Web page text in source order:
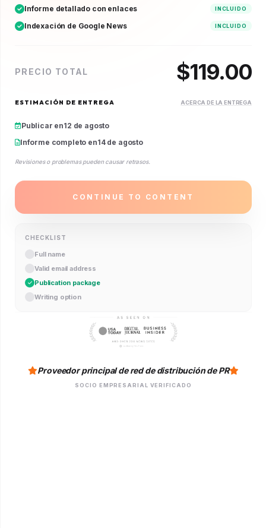
Informe detallado con enlaces INCLUIDO
Indexación de Google News INCLUIDO
PRECIO TOTAL $119.00
ESTIMACIÓN DE ENTREGA ACERCA DE LA ENTREGA
Publicar en12 de agosto
Informe completo en14 de agosto
Revisiones o problemas pueden causar retrasos.
CONTINUE TO CONTENT
CHECKLIST
Full name
Valid email address
Publication package
Writing option
Proveedor principal de red de distribución de PR
SOCIO EMPRESARIAL VERIFICADO